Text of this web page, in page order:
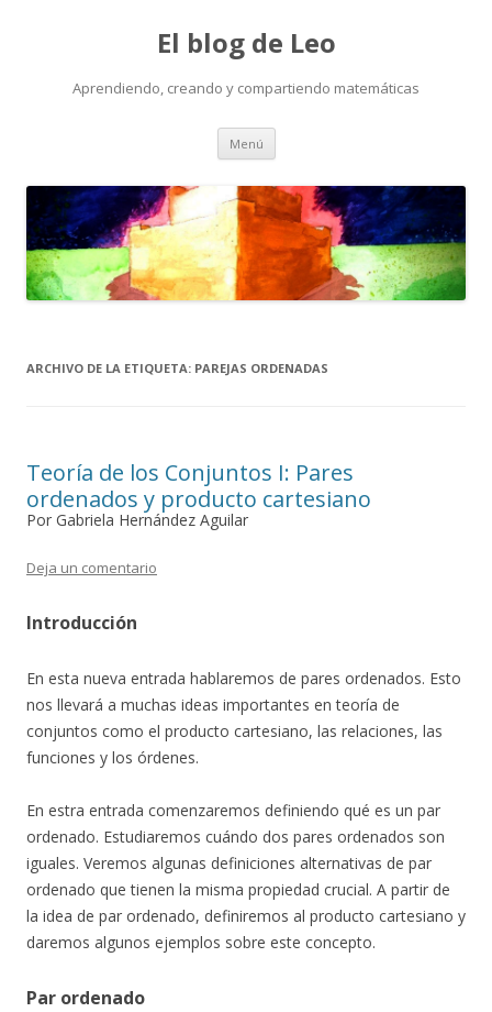
El blog de Leo
Aprendiendo, creando y compartiendo matemáticas
Menú Saltar
contenido
ARCHIVO DE LA ETIQUETA: PAREJAS ORDENADAS
Teoría de los Conjuntos I: Pares
ordenados y producto cartesiano
Por Gabriela Hernández Aguilar
Deja un comentario
Introducción
En esta nueva entrada hablaremos de pares ordenados. Esto
nos llevará a muchas ideas importantes en teoría de
conjuntos como el producto cartesiano, las relaciones, las
funciones y los órdenes.
En estra entrada comenzaremos definiendo qué es un par
ordenado. Estudiaremos cuándo dos pares ordenados son
iguales. Veremos algunas definiciones alternativas de par
ordenado que tienen la misma propiedad crucial. A partir de
la idea de par ordenado, definiremos al producto cartesiano y
daremos algunos ejemplos sobre este concepto.
Par ordenado